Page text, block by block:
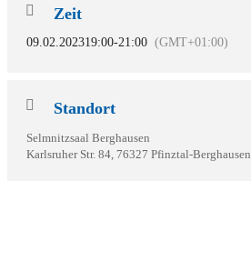
Zeit
09.02.202319:00-21:00 (GMT+01:00)
Standort
Selmnitzsaal Berghausen
Karlsruher Str. 84, 76327 Pfinztal-Berghausen